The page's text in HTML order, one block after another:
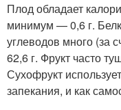
Плод обладает
минимум — 0,6 г.
углеводов много (за
62,6 г. Фрукт часто
Сухофрукт
запекания, и как